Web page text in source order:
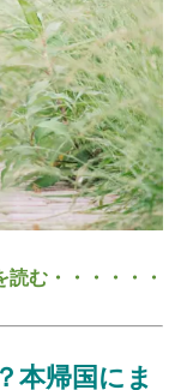
読む・・・・・・
本帰国にま